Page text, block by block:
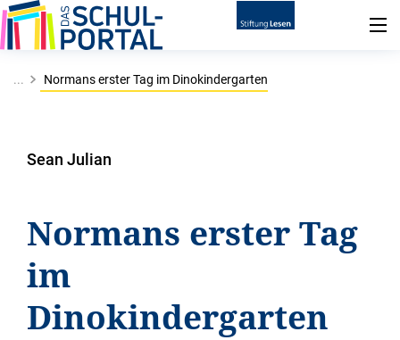
... Normans erster Tag im Dinokindergarten
Sean Julian
Normans erster Tag
im
Dinokindergarten